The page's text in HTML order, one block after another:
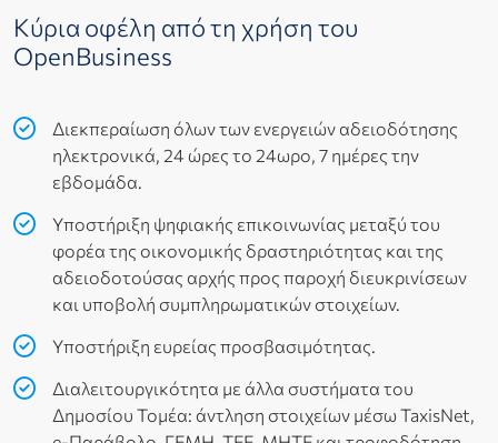
Κύρια οφέλη από τη χρήση του
OpenBusiness
Διεκπεραίωση όλων των ενεργειών αδειοδότησης
ηλεκτρονικά, 24 ώρες το 24ωρο, 7 ημέρες την
εβδομάδα.
Υποστήριξη ψηφιακής επικοινωνίας μεταξύ του
φορέα της οικονομικής δραστηριότητας και της
αδειοδοτούσας αρχής προς παροχή διευκρινίσεων
και υποβολή συμπληρωματικών στοιχείων.
Υποστήριξη ευρείας προσβασιμότητας.
Διαλειτουργικότητα με άλλα συστήματα του
Δημοσίου Τομέα: άντληση στοιχείων μέσω TaxisNet,